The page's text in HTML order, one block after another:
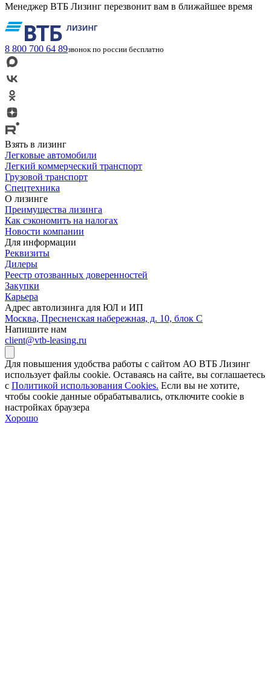
Менеджер ВТБ Лизинг перезвонит вам в ближайшее время
8 800 700 64 89звонок по россии бесплатно
Взять в лизинг
Легковые автомобили
Легкий коммерческий транспорт
Грузовой транспорт
Спецтехника
О лизинге
Преимущества лизинга
Как сэкономить на налогах
Новости компании
Для информации
Реквизиты
Дилеры
Реестр отозванных доверенностей
Закупки
Карьера
Адрес автолизинга для ЮЛ и ИП
Москва, Пресненская набережная, д. 10, блок С
Напишите нам
client@vtb-leasing.ru
Для повышения удобства работы с сайтом АО ВТБ Лизинг
использует файлы cookie. Оставаясь на сайте, вы соглашаетесь
с Политикой использования Cookies. Если вы не хотите,
чтобы сookie данные обрабатывались, отключите cookie в
настройках браузера
Хорошо